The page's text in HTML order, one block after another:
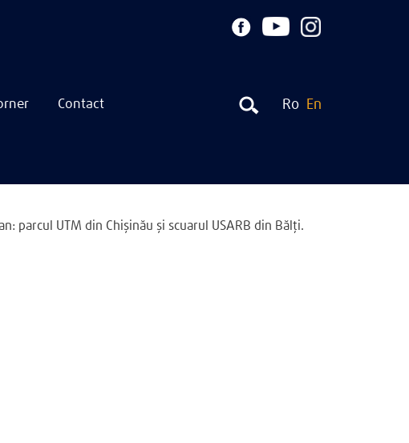
Ro En
Contact
parcul UTM din Chișinău și scuarul USARB din Bălți.